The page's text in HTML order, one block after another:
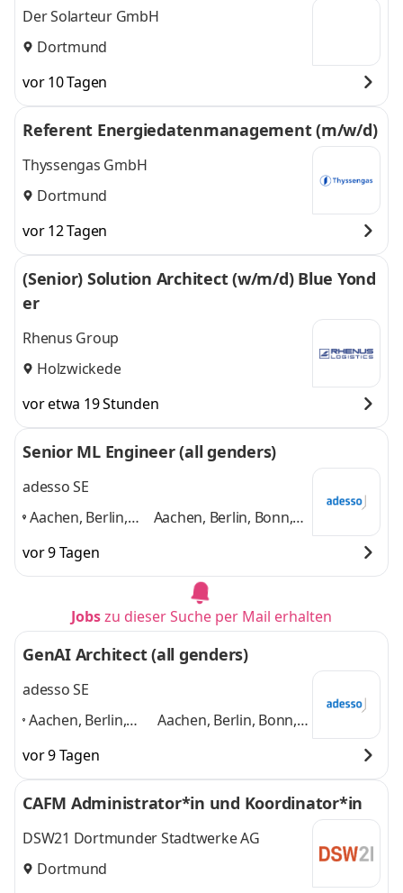
Der Solarteur GmbH
Dortmund
vor 10 Tagen
Referent Energiedatenmanagement (m/w/d)
Thyssengas GmbH
Dortmund
vor 12 Tagen
(Senior) Solution Architect (w/m/d) Blue Yond
er
Rhenus Group
Holzwickede
vor etwa 19 Stunden
Senior ML Engineer (all genders)
adesso SE
Aachen, Berlin,
Dortmund,
Dresden,
Aachen, Berlin, Bonn,
vor 9 Tagen
Jobszu dieser Suche per Mail erhalten
GenAI Architect (all genders)
adesso SE
Aachen, Berlin,
Dortmund,
Dresden, weitere
Standorte in DE,
Aachen, Berlin, Bonn,
Standorte in DEund 4
weitere
vor 9 Tagen
CAFM Administrator*in und Koordinator*in
DSW21 Dortmunder Stadtwerke AG
Dortmund